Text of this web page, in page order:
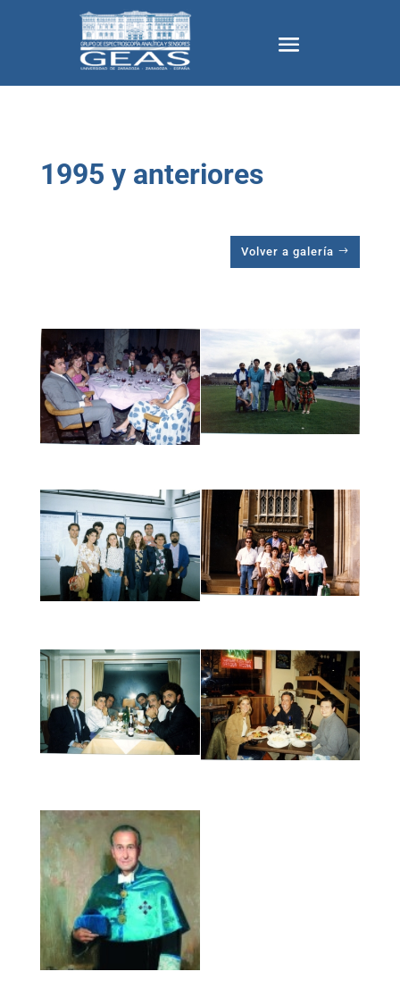
1995 y anteriores
Volver a galería